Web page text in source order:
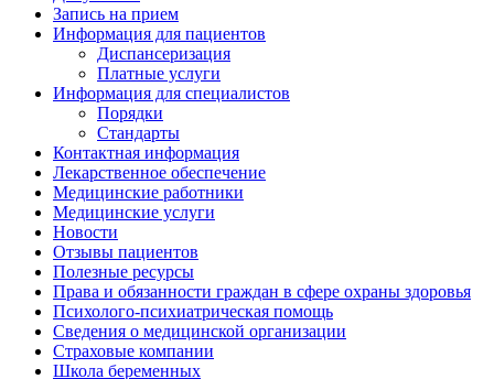
медицинской
помощи»
Запись на прием
Информация для пациентов
Диспансеризация
Платные услуги
Информация для специалистов
Порядки
Стандарты
Контактная информация
Лекарственное обеспечение
Медицинские работники
Медицинские услуги
Новости
Отзывы пациентов
Полезные ресурсы
Права и обязанности граждан в сфере охраны здоровья
Психолого-психиатрическая помощь
Сведения о медицинской организации
Страховые компании
Школа беременных